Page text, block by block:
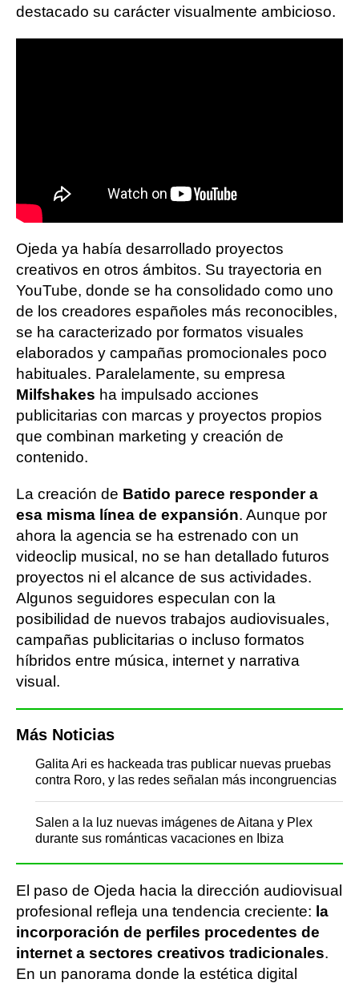
destacado su carácter visualmente ambicioso.
Ojeda ya había desarrollado proyectos
creativos en otros ámbitos. Su trayectoria en
YouTube, donde se ha consolidado como uno
de los creadores españoles más reconocibles,
se ha caracterizado por formatos visuales
elaborados y campañas promocionales poco
habituales. Paralelamente, su empresa
Milfshakes ha impulsado acciones
publicitarias con marcas y proyectos propios
que combinan marketing y creación de
contenido.
La creación de Batido parece responder a
esa misma línea de expansión. Aunque por
ahora la agencia se ha estrenado con un
videoclip musical, no se han detallado futuros
proyectos ni el alcance de sus actividades.
Algunos seguidores especulan con la
posibilidad de nuevos trabajos audiovisuales,
campañas publicitarias o incluso formatos
híbridos entre música, internet y narrativa
visual.
Más Noticias
Galita Ari es hackeada tras publicar nuevas pruebas
contra Roro, y las redes señalan más incongruencias
Salen a la luz nuevas imágenes de Aitana y Plex
durante sus románticas vacaciones en Ibiza
El paso de Ojeda hacia la dirección audiovisual
profesional refleja una tendencia creciente: la
incorporación de perfiles procedentes de
internet a sectores creativos tradicionales.
En un panorama donde la estética digital